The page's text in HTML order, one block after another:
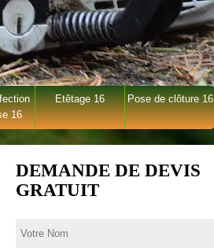
16
Etêtage 16 Pose de clôture 16
DEMANDE DE DEVIS
GRATUIT